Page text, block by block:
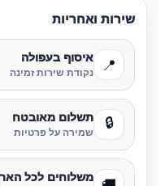
שירות ואחריות
📍 איסוף בעפולה
נקודת שירות זמינה
🔒 תשלום מאובטח
שמירה על פרטיות
משלוחים לכל